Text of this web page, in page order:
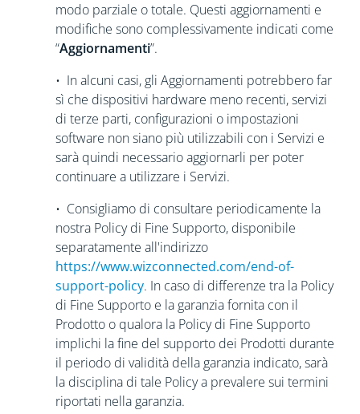
modo parziale o totale. Questi aggiornamenti e
modifiche sono complessivamente indicati come
“Aggiornamenti”.
• In alcuni casi, gli Aggiornamenti potrebbero far
sì che dispositivi hardware meno recenti, servizi
di terze parti, configurazioni o impostazioni
software non siano più utilizzabili con i Servizi e
sarà quindi necessario aggiornarli per poter
continuare a utilizzare i Servizi.
• Consigliamo di consultare periodicamente la
nostra Policy di Fine Supporto, disponibile
separatamente all'indirizzo
https://www.wizconnected.com/end-of-
support-policy. In caso di differenze tra la Policy
di Fine Supporto e la garanzia fornita con il
Prodotto o qualora la Policy di Fine Supporto
implichi la fine del supporto dei Prodotti durante
il periodo di validità della garanzia indicato, sarà
la disciplina di tale Policy a prevalere sui termini
riportati nella garanzia.